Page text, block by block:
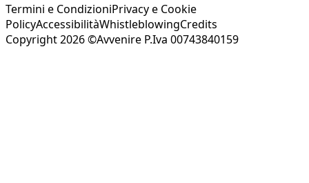
Termini e CondizioniPrivacy e Cookie
PolicyAccessibilitàWhistleblowingCredits
Copyright 2026 ©Avvenire P.Iva 00743840159